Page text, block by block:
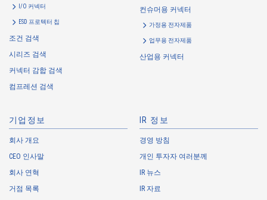
・
To improve customer service, including market research, data
analysis, and the planning and development of products and
To control the data of the Customers, etc.
To manage the progress of transactions with the Customers
・
To conduct questionnaires to the Customers, etc.
・
To respond to the inquiries from the Customers, etc.
Personal information of other companies, organizations, government
agency clients and business partners
・
To respond to inquiries, business negotiations, meetings, etc.
necessary for business and communication
・
For the performance of contracts or management of business
I/O 커넥터
ESD 프로텍터 칩
조건 검색
시리즈 검색
커넥터 감합 검색
컴프레션 검색
컨슈머용 커넥터
가정용 전자제품
업무용 전자제품
산업용 커넥터
기업정보
회사 개요
CEO 인사말
회사 연혁
거점 목록
IR 정보
경영 방침
개인 투자자 여러분께
IR 뉴스
IR 자료